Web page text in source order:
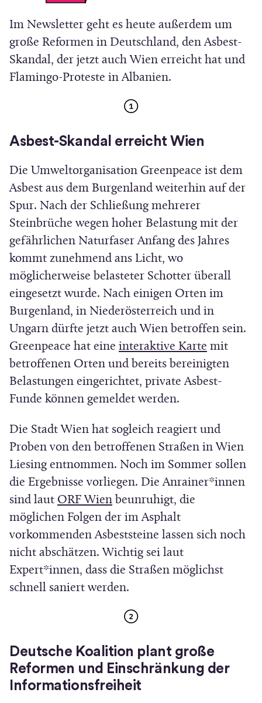
e
e
t
i
n
u
m
F
e
n
s
t
e
r
)
Im Newsletter geht es heute außerdem um
große Reformen in Deutschland, den Asbest-
Skandal, der jetzt auch Wien erreicht hat und
Flamingo-Proteste in Albanien.
Asbest-Skandal erreicht Wien
Die Umweltorganisation Greenpeace ist dem
Asbest aus dem Burgenland weiterhin auf der
Spur. Nach der Schließung mehrerer
Steinbrüche wegen hoher Belastung mit der
gefährlichen Naturfaser Anfang des Jahres
kommt zunehmend ans Licht, wo
möglicherweise belasteter Schotter überall
eingesetzt wurde. Nach einigen Orten im
Burgenland, in Niederösterreich und in
Ungarn dürfte jetzt auch Wien betroffen sein.
Greenpeace hat eine interaktive Karte
Ö
f
e
t
i
n
u
m
t
mit
betroffenen Orten und bereits bereinigten
Belastungen eingerichtet, private Asbest-
Funde können gemeldet werden.
Die Stadt Wien hat sogleich reagiert und
Proben von den betroffenen Straßen in Wien
Liesing entnommen. Noch im Sommer sollen
die Ergebnisse vorliegen. Die Anrainer*innen
sind laut ORF Wien
Ö
f
f
n
e
n
e
u
beunruhigt, die
möglichen Folgen der im Asphalt
vorkommenden Asbeststeine lassen sich noch
nicht abschätzen. Wichtig sei laut
Expert*innen, dass die Straßen möglichst
schnell saniert werden.
Deutsche Koalition plant große
Reformen und Einschränkung der
Informationsfreiheit